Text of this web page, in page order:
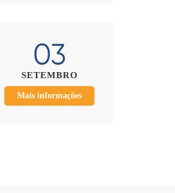
03
SETEMBRO
Mais informações